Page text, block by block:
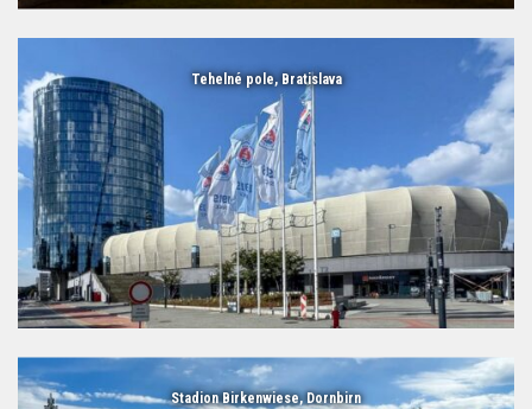
Tehelné pole, Bratislava
Stadion Birkenwiese, Dornbirn